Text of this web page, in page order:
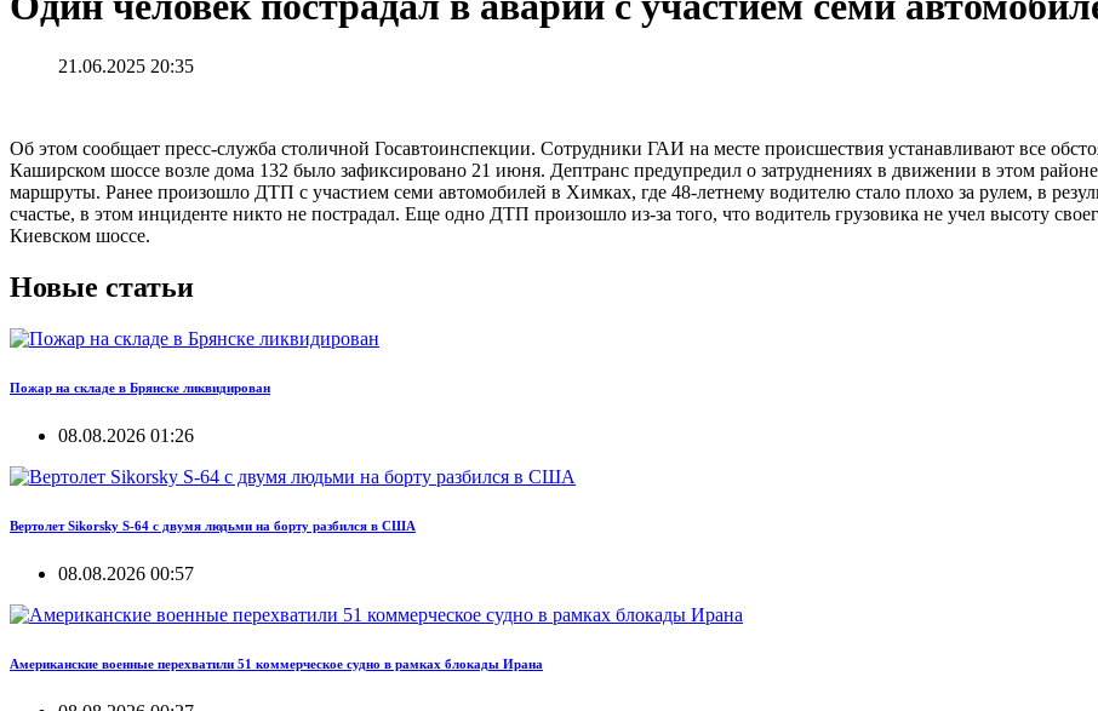
21.06.2025 20:35
Об этом сообщает пресс-служба столичной Госавтоинспекции. Сотрудники ГАИ на месте происшествия устанавливают все
Каширском шоссе возле дома 132 было зафиксировано 21 июня. Дептранс предупредил о затруднениях в движении в этом
маршруты. Ранее произошло ДТП с участием семи автомобилей в Химках, где 48-летнему водителю стало плохо за рулем, в
счастье, в этом инциденте никто не пострадал. Еще одно ДТП произошло из-за того, что водитель грузовика не учел высоту
Киевском шоссе.
Новые статьи
Пожар на складе в Брянске ликвидирован
08.08.2026 01:26
Вертолет Sikorsky S-64 с двумя людьми на борту разбился в США
08.08.2026 00:57
Американские военные перехватили 51 коммерческое судно в рамках блокады Ирана